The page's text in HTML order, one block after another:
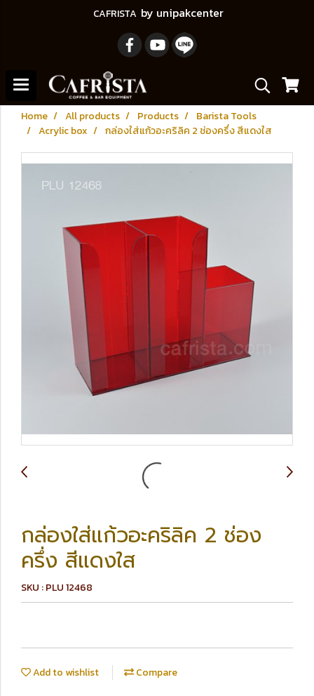
CAFRISTA by unipakcenter
Home All products Products
Barista Tools
Acrylic box
กล่องใส่แก้วอะคริลิค 2 ช่องครึ่ง สีแดงใส
กล่องใส่แก้วอะคริลิค 2 ช่อง
ครึ่ง สีแดงใส
SKU : PLU 12468
Add to wishlist Compare